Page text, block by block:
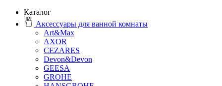
Каталог
Аксессуары для ванной комнаты
Art&Max
AXOR
CEZARES
Devon&Devon
GEESA
GROHE